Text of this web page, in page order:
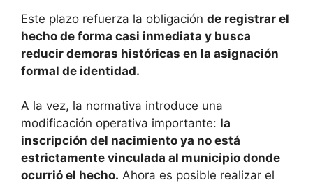
Este plazo refuerza la obligación de registrar el
hecho de forma casi inmediata y busca
reducir demoras históricas en la asignación
formal de identidad.
A la vez, la normativa introduce una
modificación operativa importante: la
inscripción del nacimiento ya no está
estrictamente vinculada al municipio donde
ocurrió el hecho. Ahora es posible realizar el